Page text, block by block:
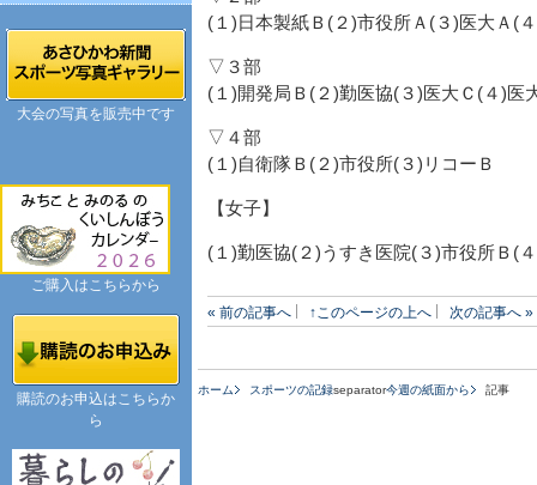
(１)日本製紙Ｂ(２)市役所Ａ(３)医大Ａ(
▽３部
(１)開発局Ｂ(２)勤医協(３)医大Ｃ(４)医
▽４部
(１)自衛隊Ｂ(２)市役所(３)リコーＢ
【女子】
(１)勤医協(２)うすき医院(３)市役所Ｂ(
« 前の記事へ ↑このページの上へ 次の記事へ »
ホーム スポーツの記録separator今週の紙面から 記事
大会の写真を販売中です
ご購入はこちらから
購読のお申込はこちらか
ら